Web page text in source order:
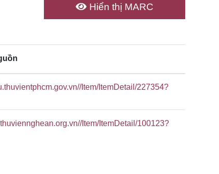
Hiển thị MARC
Item/ItemDetail/227354?
Item/ItemDetail/100123?